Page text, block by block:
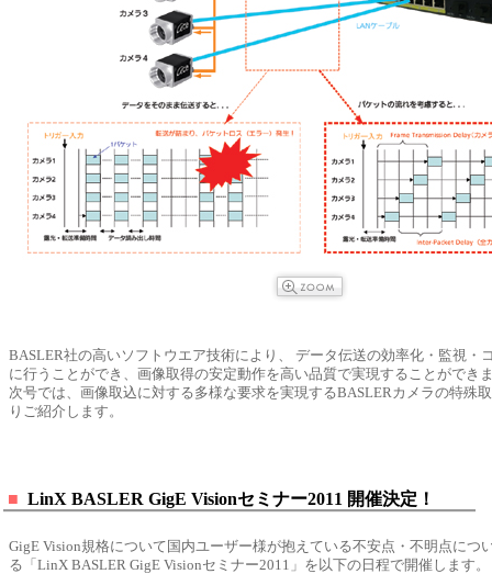
BASLER社の高いソフトウエア技術により、 データ伝送の効率化・監視・
に行うことができ、画像取得の安定動作を高い品質で実現することができ
次号では、画像取込に対する多様な要求を実現するBASLERカメラの特殊
りご紹介します。
■ LinX BASLER GigE Visionセミナー2011 開催決定！
GigE Vision規格について国内ユーザー様が抱えている不安点・不明点につ
る「LinX BASLER GigE Visionセミナー2011」を以下の日程で開催します。